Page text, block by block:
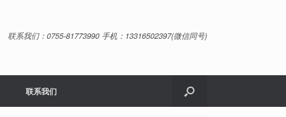
联系我们：0755-81773990 手机：13316502397(微信同号)
联系我们